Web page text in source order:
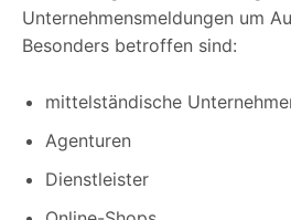
Unternehmensmeldungen um
Besonders betroffen sind:
mittelständische
Agenturen
Dienstleister